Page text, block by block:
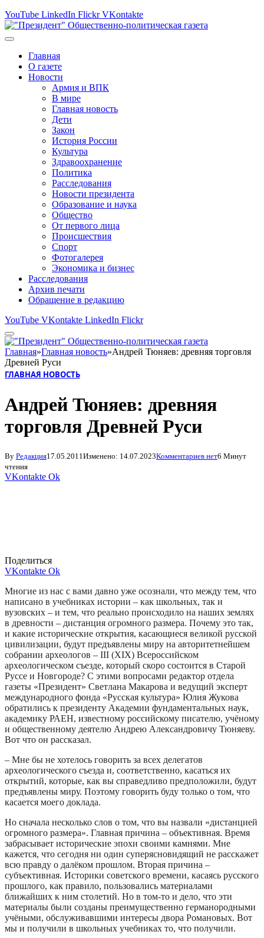
YouTube LinkedIn Flickr VKontakte
Главная
О газете
Новости
Армия и ВПК
В мире
Главная новость
Дети
Закон
История России
Культура
Здравоохранение
Политика
Расследования
Новости президента
Образование и наука
Общество
От первого лица
Происшествия
Спорт
Фотогалерея
Экономика и бизнес
Расследования
Архив печати
Обращение в редакцию
YouTube VKontakte LinkedIn Flickr
Главная»Главная новость»Андрей Тюняев: древняя торговля
Древней Руси
ГЛАВНАЯ НОВОСТЬ
Андрей Тюняев: древняя
торговля Древней Руси
By Редакция17.05.2011 Изменено: 14.07.2023Комментариев нет6 Минут
чтения
VKontakte Ok
Поделиться
VKontakte Ok
Многие из нас с вами давно уже осознали, что между тем, что
написано в учебниках истории – как школьных, так и
вузовских – и тем, что реально происходило на наших землях
в древности – дистанция огромного размера. Почему это так,
и какие исторические открытия, касающиеся великой русской
цивилизации, будут предъявлены миру на авторитетнейшем
собрании археологов – III (XIX) Всероссийском
археологическом съезде, который скоро состоится в Старой
Руссе и Новгороде? С этими вопросами редактор отдела
газеты «Президент» Светлана Макарова и ведущий эксперт
международного фонда «Русская культура» Юлия Жукова
обратились к президенту Академии фундаментальных наук,
академику РАЕН, известному российскому писателю, учёному
и общественному деятелю Андрею Александровичу Тюняеву.
Вот что он рассказал.
– Мне бы не хотелось говорить за всех делегатов
археологического съезда и, соответственно, касаться их
открытий, которые, как вы справедливо предположили, будут
предъявлены миру. Поэтому говорить буду только о том, что
касается моего доклада.
Но сначала несколько слов о том, что вы назвали «дистанцией
огромного размера». Главная причина – объективная. Время
забрасывает исторические эпохи своими камнями. Мне
кажется, что сегодня ни один суперясновидящий не расскажет
всю правду о далёком прошлом. Вторая причина –
субъективная. Историки советского времени, касаясь русского
прошлого, как правило, пользовались материалами
ближайших к ним столетий. Но в том-то и дело, что эти
материалы были созданы преимущественно германородными
учёными, обслуживавшими интересы двора Романовых. Вот
мы и получили в школьных учебниках то, что получили.